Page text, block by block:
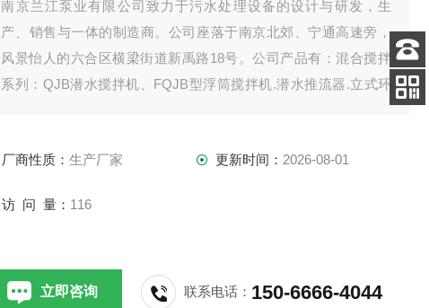
南京兰江泵业有限公司致力于污水处理设备的设计与研发，生
产、销售与一体的制造商。公司座落于南京北郊、宁通高速旁，
风景怡人的六合区横梁街道新禹路18号。公司产品有：混合搅拌
系列：QJB潜水搅拌机、FQJB型浮筒搅拌机.潜水推流器.立式环
厂商性质：生产厂家 更新时间： 2026-08-01
访 问 量： 116
立即咨询 联系电话： 150-6666-4044
客服
电话